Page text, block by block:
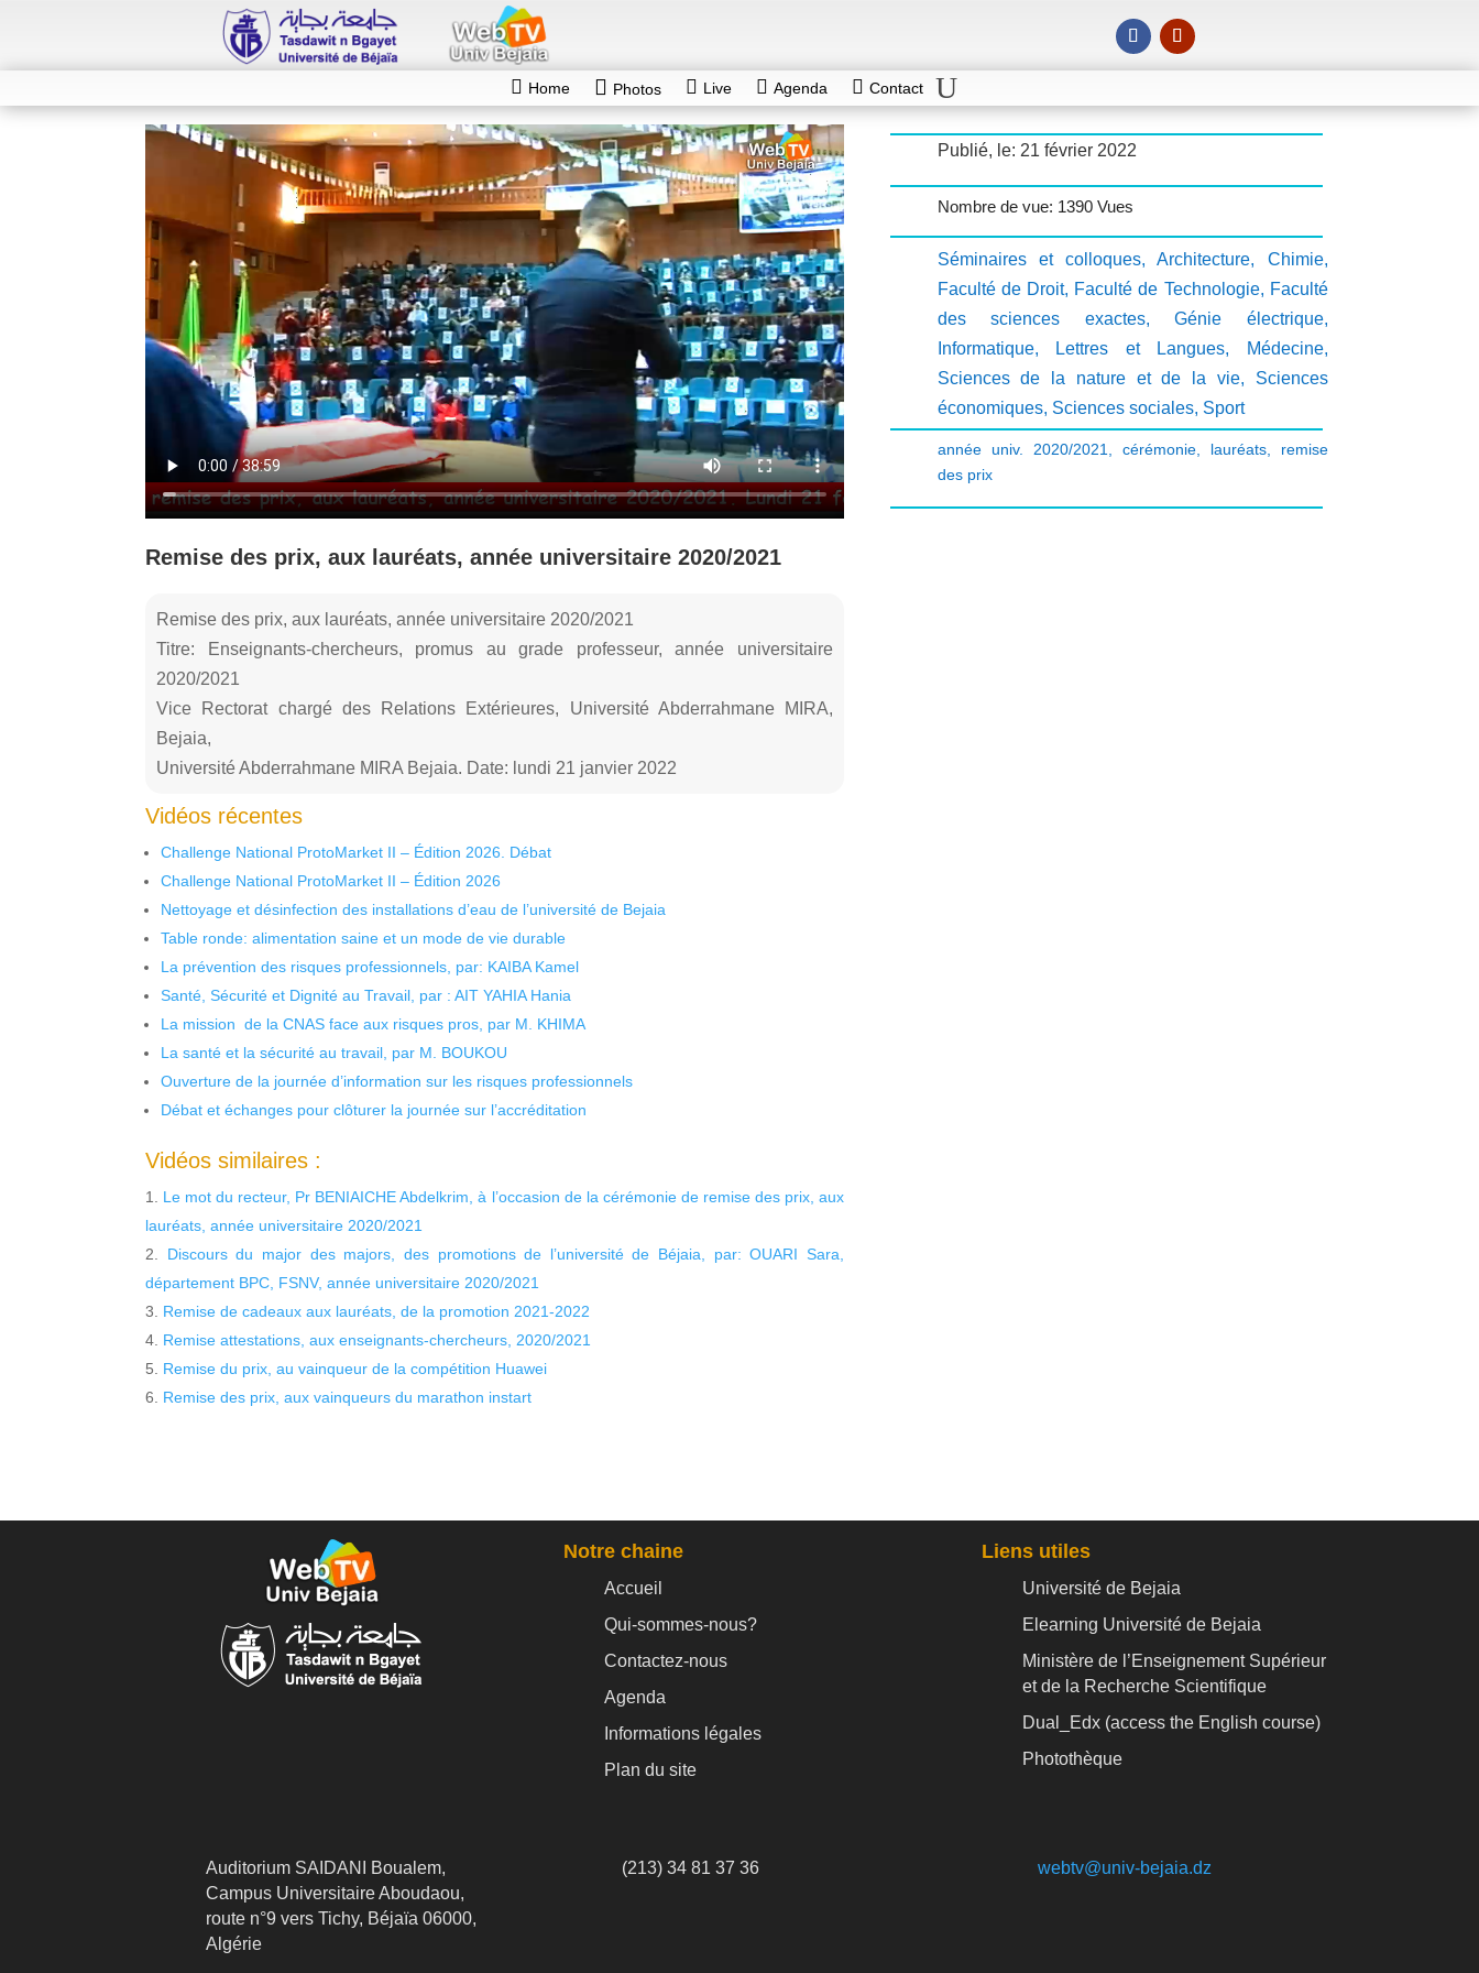
Home Photos Live Agenda Contact
Remise des prix, aux lauréats, année universitaire 2020/2021
Remise des prix, aux lauréats, année universitaire 2020/2021
Titre: Enseignants-chercheurs, promus au grade professeur, année universitaire
2020/2021
Vice Rectorat chargé des Relations Extérieures, Université Abderrahmane MIRA,
Bejaia,
Université Abderrahmane MIRA Bejaia. Date: lundi 21 janvier 2022
Vidéos récentes
Challenge National ProtoMarket II – Édition 2026. Débat
Challenge National ProtoMarket II – Édition 2026
Nettoyage et désinfection des installations d’eau de l’université de Bejaia
Table ronde: alimentation saine et un mode de vie durable
La prévention des risques professionnels, par: KAIBA Kamel
Santé, Sécurité et Dignité au Travail, par : AIT YAHIA Hania
La mission de la CNAS face aux risques pros, par M. KHIMA
La santé et la sécurité au travail, par M. BOUKOU
Ouverture de la journée d’information sur les risques professionnels
Débat et échanges pour clôturer la journée sur l’accréditation
Vidéos similaires :
Le mot du recteur, Pr BENIAICHE Abdelkrim, à l’occasion de la cérémonie de remise des prix, aux
lauréats, année universitaire 2020/2021
Discours du major des majors, des promotions de l’université de Béjaia, par: OUARI Sara,
département BPC, FSNV, année universitaire 2020/2021
Remise de cadeaux aux lauréats, de la promotion 2021-2022
Remise attestations, aux enseignants-chercheurs, 2020/2021
Remise du prix, au vainqueur de la compétition Huawei
Remise des prix, aux vainqueurs du marathon instart
Publié, le: 21 février 2022
Nombre de vue: 1390 Vues
Séminaires et colloques,Architecture, Chimie,
Faculté de Droit, Faculté de Technologie, Faculté
des sciences exactes,Génie électrique,
Informatique, Lettres et Langues, Médecine,
Sciences de la nature et de la vie, Sciences
économiques, Sciences sociales, Sport
année univ. 2020/2021, cérémonie, lauréats, remise
des prix
Notre chaine
Accueil
Qui-sommes-nous?
Contactez-nous
Agenda
Informations légales
Plan du site
Liens utiles
Université de Bejaia
Elearning Université de Bejaia
Ministère de l’Enseignement Supérieur
et de la Recherche Scientifique
Dual_Edx (access the English course)
Photothèque
Auditorium SAIDANI Boualem,
Campus Universitaire Aboudaou,
route n°9 vers Tichy, Béjaïa 06000,
Algérie
(213) 34 81 37 36 webtv@univ-bejaia.dz